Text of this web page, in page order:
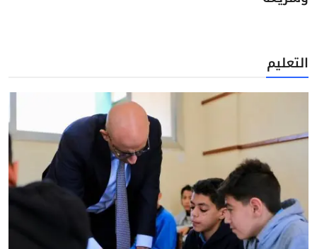
التعليم